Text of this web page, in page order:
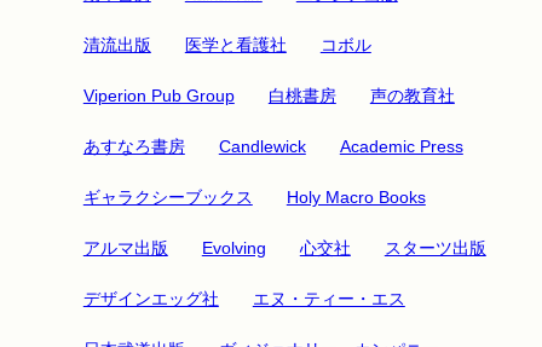
清流出版 医学と看護社 コボル
Viperion Pub Group 白桃書房 声の教育社
あすなろ書房 Candlewick Academic Press
ギャラクシーブックス Holy Macro Books
アルマ出版 Evolving 心交社 スターツ出版
デザインエッグ社 エヌ・ティー・エス